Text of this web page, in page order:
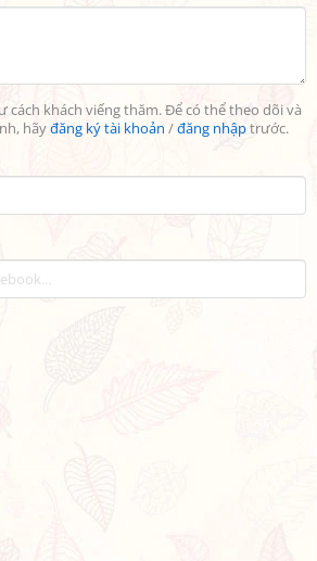
cách khách viếng thăm. Để có thể theo dõi và
hãyđăng ký tài khoản /đăng nhậptrước.